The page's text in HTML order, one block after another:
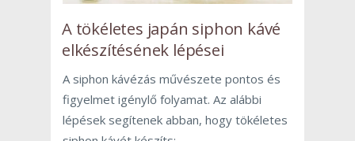
A tökéletes japán siphon kávé
elkészítésének lépései
A siphon kávézás művészete pontos és
figyelmet igénylő folyamat. Az alábbi
lépések segítenek abban, hogy tökéletes